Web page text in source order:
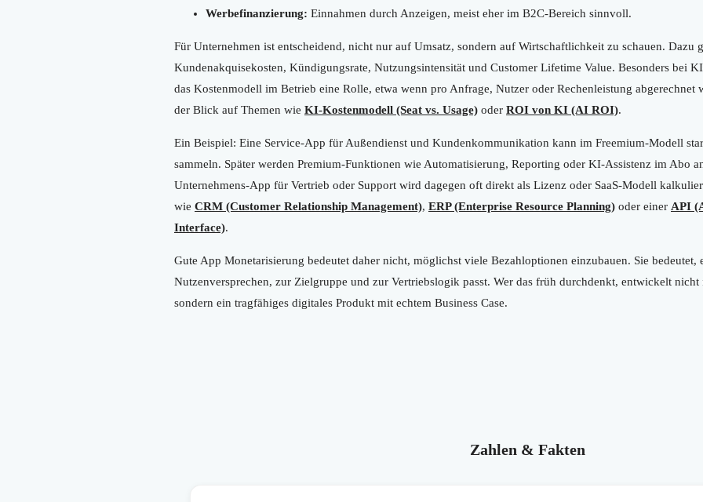
Werbefinanzierung: Einnahmen durch Anzeigen, meist eher im B2C-Bereich sinnvoll.
Für Unternehmen ist entscheidend, nicht nur auf Umsatz, sondern auf Wirtschaftlichkeit zu schauen. Dazu
Kundenakquisekosten, Kündigungsrate, Nutzungsintensität und Customer Lifetime Value. Besonders bei
das Kostenmodell im Betrieb eine Rolle, etwa wenn pro Anfrage, Nutzer oder Rechenleistung abgerechnet
der Blick auf Themen wie KI-Kostenmodell (Seat vs. Usage) oder ROI von KI (AI ROI).
Ein Beispiel: Eine Service-App für Außendienst und Kundenkommunikation kann im Freemium-Modell
sammeln. Später werden Premium-Funktionen wie Automatisierung, Reporting oder KI-Assistenz im Abo
Unternehmens-App für Vertrieb oder Support wird dagegen oft direkt als Lizenz oder SaaS-Modell
wie CRM (Customer Relationship Management), ERP (Enterprise Resource Planning) oder einer API
Interface).
Gute App Monetarisierung bedeutet daher nicht, möglichst viele Bezahloptionen einzubauen. Sie bedeutet,
Nutzenversprechen, zur Zielgruppe und zur Vertriebslogik passt. Wer das früh durchdenkt, entwickelt
sondern ein tragfähiges digitales Produkt mit echtem Business Case.
Zahlen & Fakten